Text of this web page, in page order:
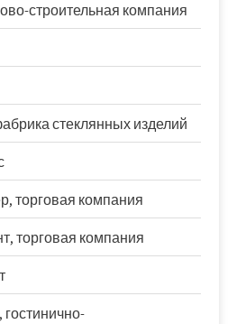
строительная компания
стеклянных изделий
торговая компания
торговая компания